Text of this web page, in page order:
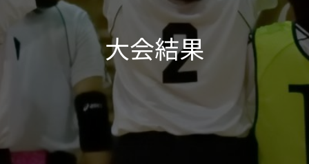
大会結果